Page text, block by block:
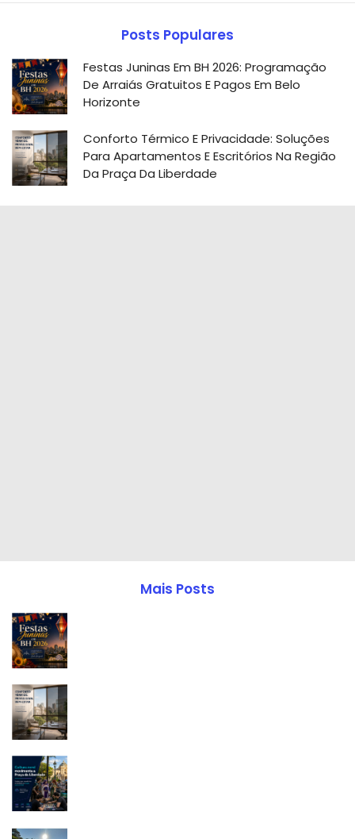
Posts Populares
Festas Juninas Em BH 2026: Programação
De Arraiás Gratuitos E Pagos Em Belo
Horizonte
Conforto Térmico E Privacidade: Soluções
Para Apartamentos E Escritórios Na Região
Da Praça Da Liberdade
Mais Posts